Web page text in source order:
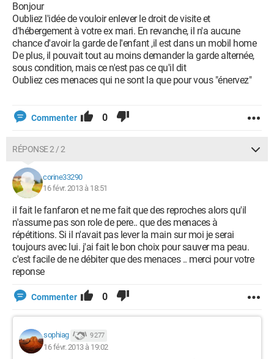
Bonjour
Oubliez l'idée de vouloir enlever le droit de visite et
d'hébergement à votre ex mari. En revanche, il n'a aucune
chance d'avoir la garde de l'enfant ,il est dans un mobil home
De plus, il pouvait tout au moins demander la garde alternée,
sous condition, mais ce n'est pas ce qu'il dit
Oubliez ces menaces qui ne sont la que pour vous "énervez"
Commenter 0
RÉPONSE 2 / 2
corine33290
16 févr. 2013 à 18:51
il fait le fanfaron et ne me fait que des reproches alors qu'il
n'assume pas son role de pere.. que des menaces à
répétitions. Si il n'avait pas lever la main sur moi je serai
toujours avec lui. j'ai fait le bon choix pour sauver ma peau.
c'est facile de ne débiter que des menaces .. merci pour votre
reponse
Commenter 0
sophiag 9 277
16 févr. 2013 à 19:02